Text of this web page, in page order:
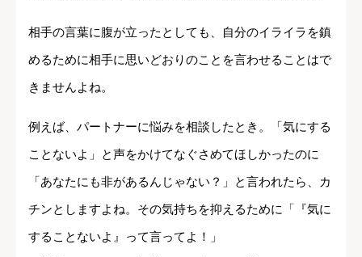
相手の言葉に腹が立ったとしても、自分のイライラを鎮
めるために相手に思いどおりのことを言わせることはで
きませんよね。
例えば、パートナーに悩みを相談したとき。「気にする
ことないよ」と声をかけてなぐさめてほしかったのに
「あなたにも非があるんじゃない？」と言われたら、カ
チンとしますよね。その気持ちを抑えるために「『気に
することないよ』って言ってよ！」